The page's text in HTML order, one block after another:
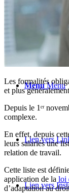
Rechercher
Menu Menu
Lien vers
Lien vers
Les formalités
et plus
Depuis le 1ᵉʳ
complexe.
En effet, depuis
leurs salariés une
relation de travail.
Cette liste est
application de la loi
d’adaptation au